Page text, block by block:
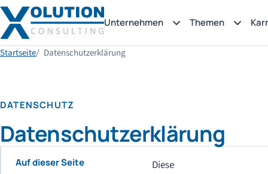
Unternehmen Themen
Startseite Datenschutzerklärung
DATENSCHUTZ
Datenschutzerklärung
Auf dieser Seite
Diese